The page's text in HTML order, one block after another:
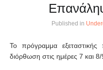
Published in
Το πρόγραμμα
διόρθωση στις ημέρες 7 και